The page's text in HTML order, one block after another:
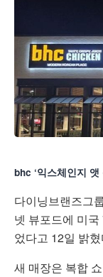
bhc ‘익스체인지 앳
다이닝브랜즈그
넷 뷰포드에 미국
었다고 12일 밝
새 매장은 복합